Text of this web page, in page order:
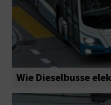
Wie Dieselbusse